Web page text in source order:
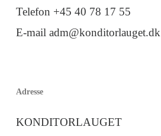
Telefon +45 40 78 17 55
E-mail adm@konditorlauget.dk
Adresse
KONDITORLAUGET